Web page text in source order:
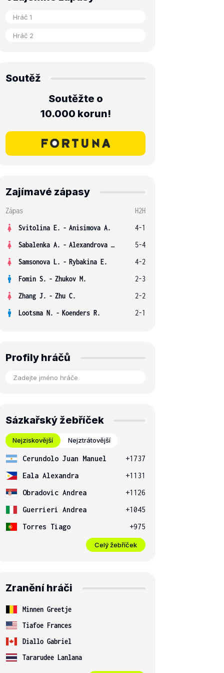
Soutěž
Soutěžte o
10.000 korun!
Zajímavé zápasy
Zápas
H2H
Svitolina E. - Anisimova A.
4-1
Sabalenka A. - Alexandrova E.
5-4
Samsonova L. - Rybakina E.
4-2
Fomin S. - Zhukov M.
2-3
Zhang J. - Zhu C.
2-2
Lootsma N. - Koenders R. 2-1
Profily hráčů
Sázkařský žebříček
Nejziskovější Nejztrátovější
Cerundolo Juan Manuel
+1737
Eala Alexandra
+1131
Obradovic Andrea
+1126
Guerrieri Andrea
+1045
Torres Tiago
+975
Celý žebříček
Zranění hráči
Minnen Greetje
Tiafoe Frances
Diallo Gabriel
Tararudee Lanlana